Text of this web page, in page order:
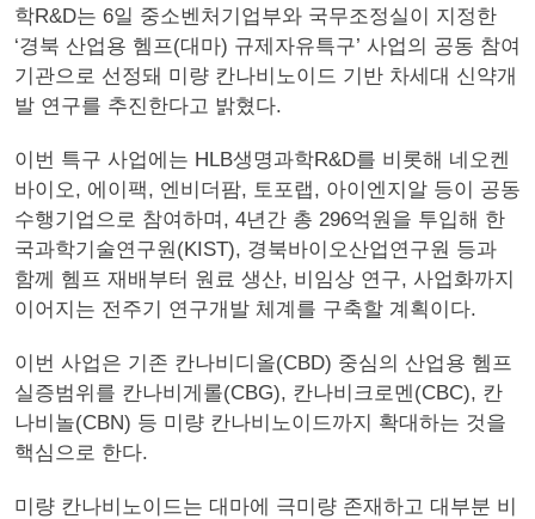
학R&D는 6일 중소벤처기업부와 국무조정실이 지정한
‘경북 산업용 헴프(대마) 규제자유특구’ 사업의 공동 참여
기관으로 선정돼 미량 칸나비노이드 기반 차세대 신약개
발 연구를 추진한다고 밝혔다.
이번 특구 사업에는 HLB생명과학R&D를 비롯해 네오켄
바이오, 에이팩, 엔비더팜, 토포랩, 아이엔지알 등이 공동
수행기업으로 참여하며, 4년간 총 296억원을 투입해 한
국과학기술연구원(KIST), 경북바이오산업연구원 등과
함께 헴프 재배부터 원료 생산, 비임상 연구, 사업화까지
이어지는 전주기 연구개발 체계를 구축할 계획이다.
이번 사업은 기존 칸나비디올(CBD) 중심의 산업용 헴프
실증범위를 칸나비게롤(CBG), 칸나비크로멘(CBC), 칸
나비놀(CBN) 등 미량 칸나비노이드까지 확대하는 것을
핵심으로 한다.
미량 칸나비노이드는 대마에 극미량 존재하고 대부분 비